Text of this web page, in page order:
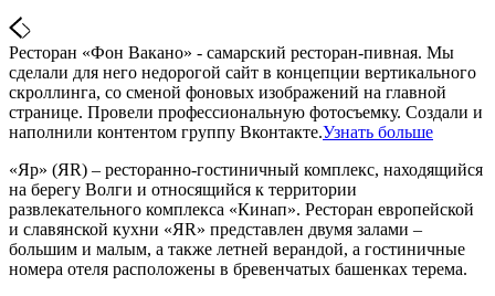
Ресторан «Фон Вакано» - самарский ресторан-пивная. Мы
сделали для него недорогой сайт в концепции вертикального
скроллинга, со сменой фоновых изображений на главной
странице. Провели профессиональную фотосъемку. Создали и
наполнили контентом группу Вконтакте.Узнать больше
«Яр» (ЯR) – ресторанно-гостиничный комплекс, находящийся
на берегу Волги и относящийся к территории
развлекательного комплекса «Кинап». Ресторан европейской
и славянской кухни «ЯR» представлен двумя залами –
большим и малым, а также летней верандой, а гостиничные
номера отеля расположены в бревенчатых башенках терема.